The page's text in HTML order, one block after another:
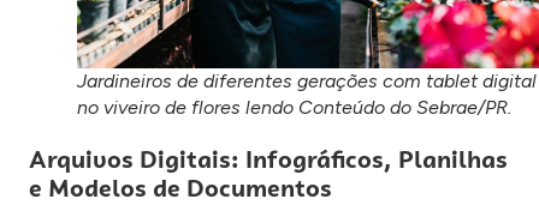
Jardineiros de diferentes gerações com tablet digital
no viveiro de flores lendo Conteúdo do Sebrae/PR.
Arquivos Digitais: Infográficos, Planilhas
e Modelos de Documentos